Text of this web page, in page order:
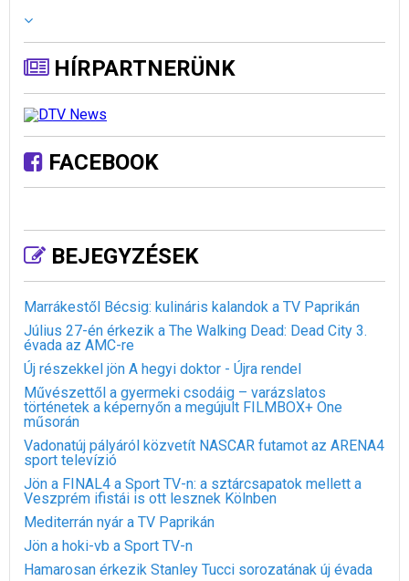
HÍRPARTNERÜNK
FACEBOOK
BEJEGYZÉSEK
Marrákestől Bécsig: kulináris kalandok a TV Paprikán
Július 27-én érkezik a The Walking Dead: Dead City 3.
évada az AMC-re
Új részekkel jön A hegyi doktor - Újra rendel
Művészettől a gyermeki csodáig – varázslatos
történetek a képernyőn a megújult FILMBOX+ One
műsorán
Vadonatúj pályáról közvetít NASCAR futamot az ARENA4
sport televízió
Jön a FINAL4 a Sport TV-n: a sztárcsapatok mellett a
Veszprém ifistái is ott lesznek Kölnben
Mediterrán nyár a TV Paprikán
Jön a hoki-vb a Sport TV-n
Hamarosan érkezik Stanley Tucci sorozatának új évada